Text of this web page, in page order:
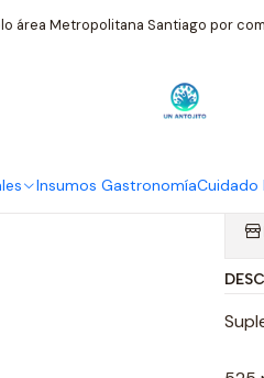
Insumos GastronomíaCuidado
área Metropolitana Santiago por
Swanson Swanson Full